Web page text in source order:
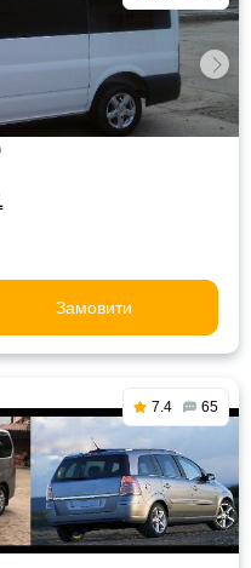
Замовити
7.4 65